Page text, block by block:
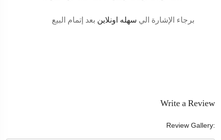
برجاء الإشارة الي سهله اونلاين بعد إتمام البيع
Write a Review
Review Gallery: